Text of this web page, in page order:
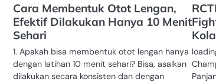
Cara Membentuk Otot Lengan,
Efektif Dilakukan Hanya 10 Menit
Sehari
1. Apakah bisa membentuk otot lengan hanya
dengan latihan 10 menit sehari? Bisa, asalkan
dilakukan secara konsisten dan dengan